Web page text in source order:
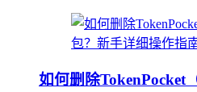
如何删除TokenPocket